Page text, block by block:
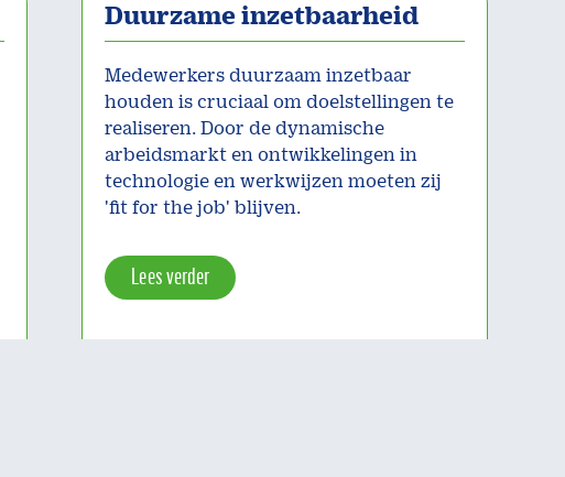
Duurzame inzetbaarheid
Medewerkers duurzaam inzetbaar
houden is cruciaal om doelstellingen te
realiseren. Door de dynamische
arbeidsmarkt en ontwikkelingen in
technologie en werkwijzen moeten zij
'fit for the job' blijven.
Lees verder